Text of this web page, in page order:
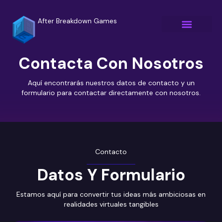
After Breakdown Games
Contacta Con Nosotros
Aquí encontrarás nuestros datos de contacto y un
formulario para contactar directamente con nosotros.
Contacto
Datos Y Formulario
Estamos aquí para convertir tus ideas más ambiciosas en
realidades virtuales tangibles